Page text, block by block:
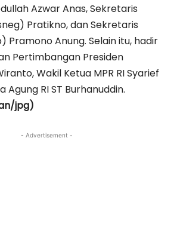
Azwar Anas, Sekretaris
Pratikno, dan Sekretaris
Pramono Anung. Selain itu, hadir
Pertimbangan Presiden
Wakil Ketua MPR RI Syarief
Agung RI ST Burhanuddin.
jpg)
- Advertisement -